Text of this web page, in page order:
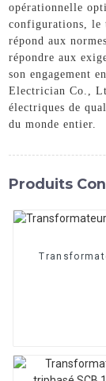
opérationnelle
configurations, le
répond aux
répondre aux
son engagement
Electrician Co.,
électriques de
du monde entier.
Produits